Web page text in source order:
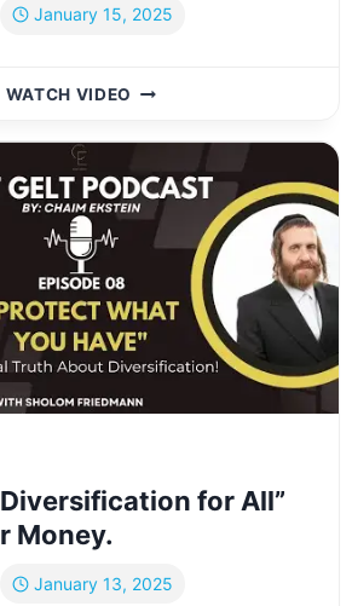
January 15, 2025
WATCH VIDEO EPISODE
(YIDDISH):
איינער
וואס
זאל
אין
דיין
פיינענסשעל
לעבן
for All”
Money.
January 13, 2025